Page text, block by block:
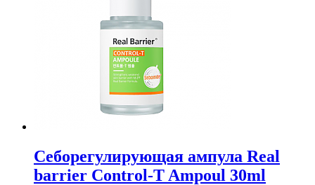
Себорегулирующая ампула Real
barrier Control-T Ampoul 30ml